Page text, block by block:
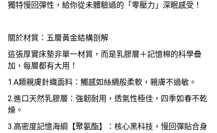
獨特慢回彈性，給你從未體驗過的「零壓力」深眠感受！
關於材質：五層黃金結構剖解
這張厚實床墊非單一材質，而是乳膠層＋記憶棉的科學疊
加，每層都有大用！
1.A類親膚針織面料：觸感如絲綢般柔軟，親膚不過敏。
2.進口天然乳膠層：強韌耐用，透氣性極佳，四季如春不乾
燥。
3.高密度記憶海綗【聚氨酯】：核心黑科技，慢回彈貼合身